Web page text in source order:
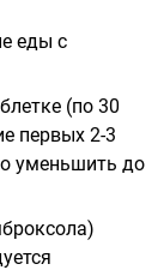
еды с
(по 30
первых 2-3
уменьшить до